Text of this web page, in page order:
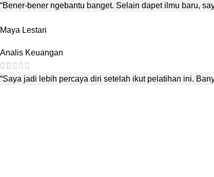
“Bener-bener ngebantu banget. Selain dapet ilmu baru,
Maya Lestari
Analis Keuangan
“Saya jadi lebih percaya diri setelah ikut pelatihan ini.